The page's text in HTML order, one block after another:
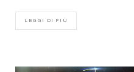
LEGGI DI PIÙ